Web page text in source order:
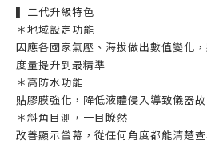
▍二代升級特色
＊地域設定功能
因應各國家氣壓、海拔做出數值變化
度量提升到最精準
＊高防水功能
貼膠膜強化，降低液體侵入導致儀器
＊斜角目測，一目瞭然
改善顯示螢幕，從任何角度都能清楚